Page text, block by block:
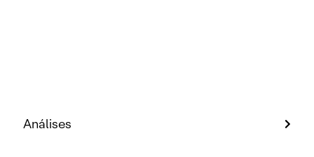
Análises